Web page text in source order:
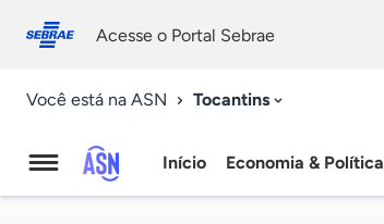
conosco
Acesse o Portal Sebrae
Você está na ASN Tocantins
Agência
Início Economia & Política